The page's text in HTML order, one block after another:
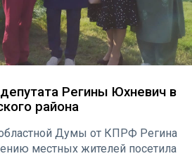
Регины Юхневич в
района
Думы от КПРФ Регина
местных жителей посетила